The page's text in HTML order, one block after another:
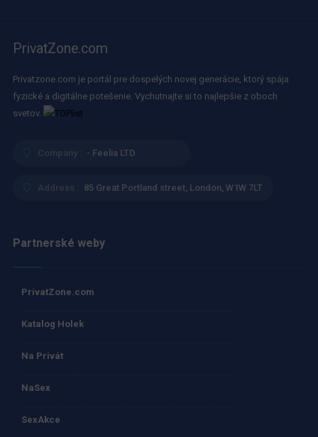
PrivatZone.com
Privatzone.com je portál pre dospelých novej generácie, ktorý spája
fyzické a digitálne potešenie. Vychutnajte si to najlepšie z oboch
svetov.
Company : - Feelia LTD
Address : 85 Great Portland street, London, W1W 7LT
Partnerské weby
PrivatZone.com
Katalog Holek
Na Privát
NaSex
SexAkce